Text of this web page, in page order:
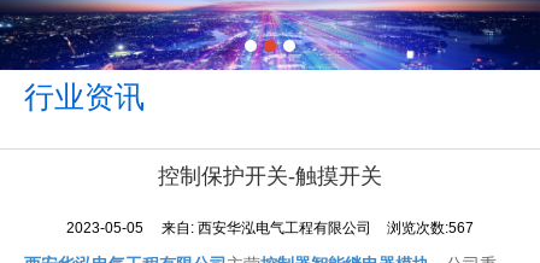
行业资讯
控制保护开关-触摸开关
2023-05-05 来自: 西安华泓电气工程有限公司 浏览次数:567